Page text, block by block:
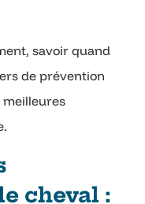
savoir quand
de prévention
meilleures
cheval :